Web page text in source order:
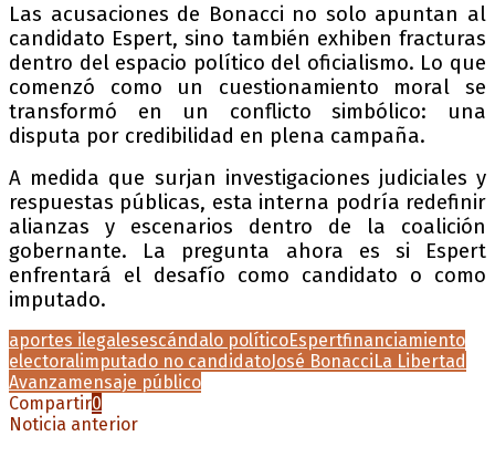
Las acusaciones de Bonacci no solo apuntan al
candidato Espert, sino también exhiben fracturas
dentro del espacio político del oficialismo. Lo que
comenzó como un cuestionamiento moral se
transformó en un conflicto simbólico: una
disputa por credibilidad en plena campaña.
A medida que surjan investigaciones judiciales y
respuestas públicas, esta interna podría redefinir
alianzas y escenarios dentro de la coalición
gobernante. La pregunta ahora es si Espert
enfrentará el desafío como candidato o como
imputado.
aportes ilegalesescándalo políticoEspertfinanciamiento
electoralimputado no candidatoJosé BonacciLa Libertad
Avanzamensaje público
Compartir0
Noticia anterior